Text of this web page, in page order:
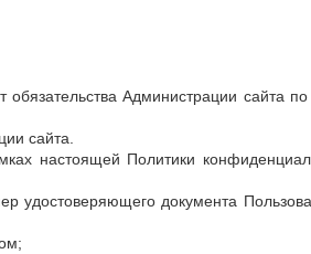
обязательства Администрации сайта
сайта.
настоящей Политики
документа